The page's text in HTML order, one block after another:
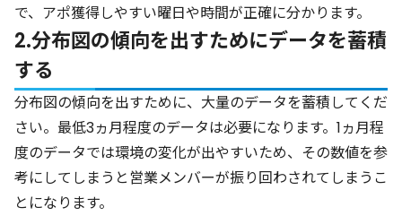
で、アポ獲得しやすい曜日や時間が正確に分かります。
2.分布図の傾向を出すためにデータを蓄積
する
分布図の傾向を出すために、大量のデータを蓄積してくだ
さい。最低3ヵ月程度のデータは必要になります。1ヵ月程
度のデータでは環境の変化が出やすいため、その数値を参
考にしてしまうと営業メンバーが振り回わされてしまうこ
とになります。